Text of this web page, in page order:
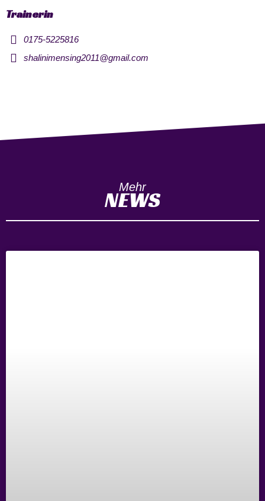
Trainerin
0175-5225816
shalinimensing2011@gmail.com
Mehr
NEWS